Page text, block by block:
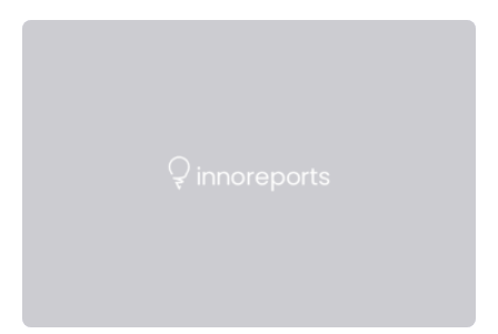
Foundation, des BIAL Award in Biomedicine ist in